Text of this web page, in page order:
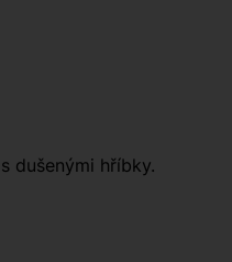
dušenými hříbky.